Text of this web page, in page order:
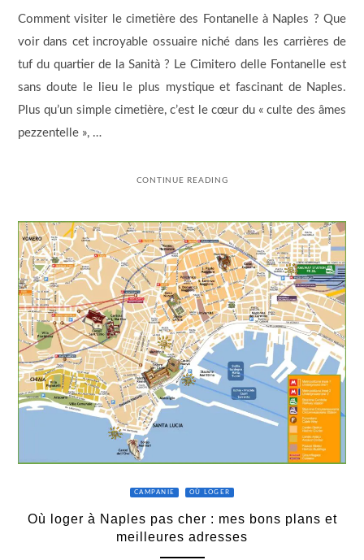
Comment visiter le cimetière des Fontanelle à Naples ? Que
voir dans cet incroyable ossuaire niché dans les carrières de
tuf du quartier de la Sanità ? Le Cimitero delle Fontanelle est
sans doute le lieu le plus mystique et fascinant de Naples.
Plus qu’un simple cimetière, c’est le cœur du « culte des âmes
pezzentelle », …
CONTINUE READING
CAMPANIE OÙ LOGER
Où loger à Naples pas cher : mes bons plans et
meilleures adresses